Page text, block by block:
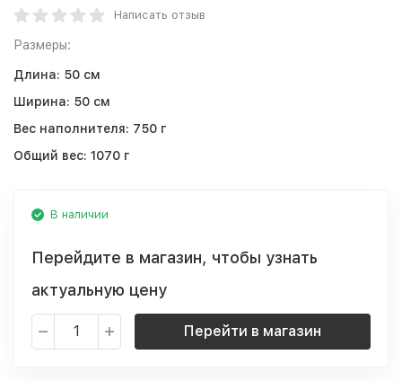
Написать отзыв
Размеры:
Длина: 50 см
Ширина: 50 см
Вес наполнителя: 750 г
Общий вес: 1070 г
В наличии
Перейдите в магазин, чтобы узнать
актуальную цену
Перейти в магазин